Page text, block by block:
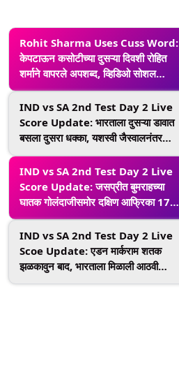
Rohit Sharma Uses Cuss Word:
केपटाऊन कसोटीच्या दुसऱ्या दिवशी रोहित
शर्माने वापरले अपशब्द, व्हिडिओ सोशल
मीडियावर व्हायरल
IND vs SA 2nd Test Day 2 Live
Score Update: भारताला दुसऱ्या डावात
बसला दुसरा धक्का, यशस्वी जैस्वालनंतर
शुभमन गिल बाद
IND vs SA 2nd Test Day 2 Live
Score Update: जसप्रीत बुमराहच्या
घातक गोलंदाजीसमोर दक्षिण आफ्रिका 176
धावावर गारद, इतिहास रचण्यासाठी
भारतासमोर 78 धावाचे लक्ष्य
IND vs SA 2nd Test Day 2 Live
Scoe Update: एडन मार्कराम शतक
झळकावुन बाद, भारताला मिळाली आठवी